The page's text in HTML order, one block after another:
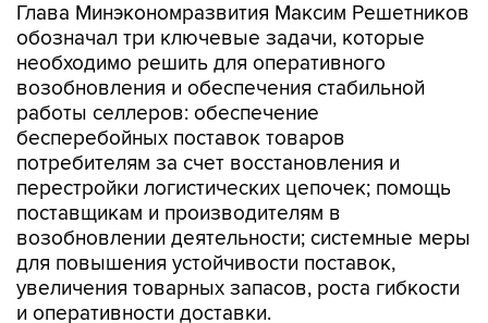
Глава Минэкономразвития Максим Решетников
обозначал три ключевые задачи, которые
необходимо решить для оперативного
возобновления и обеспечения стабильной
работы селлеров: обеспечение
бесперебойных поставок товаров
потребителям за счет восстановления и
перестройки логистических цепочек; помощь
поставщикам и производителям в
возобновлении деятельности; системные меры
для повышения устойчивости поставок,
увеличения товарных запасов, роста гибкости
и оперативности доставки.